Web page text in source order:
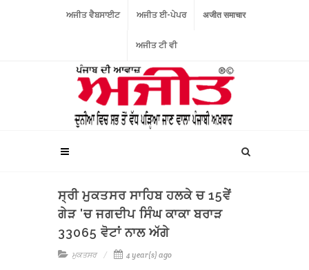
ਅਜੀਤ ਵੈਬਸਾਈਟ ਅਜੀਤ ਈ-ਪੇਪਰ अजीत समाचार
ਅਜੀਤ ਟੀ ਵੀ
ਸ੍ਰੀ ਮੁਕਤਸਰ ਸਾਹਿਬ ਹਲਕੇ ਚ 15ਵੇਂ
ਗੇੜ 'ਚ ਜਗਦੀਪ ਸਿੰਘ ਕਾਕਾ ਬਰਾੜ
33065 ਵੋਟਾਂ ਨਾਲ ਅੱਗੇ
ਮੁਕਤਸਰ 4 year(s) ago